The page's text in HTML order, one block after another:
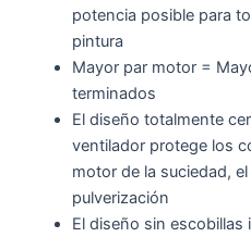
potencia posible para
pintura
Mayor par motor =
terminados
El diseño totalmente
ventilador protege los
motor de la suciedad,
pulverización
El diseño sin escobillas